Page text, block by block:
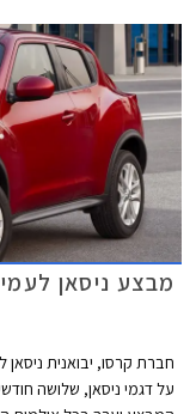
מבצע ניסאן
חברת קרסו, יבואנית
על דגמי ניסאן, שלושה